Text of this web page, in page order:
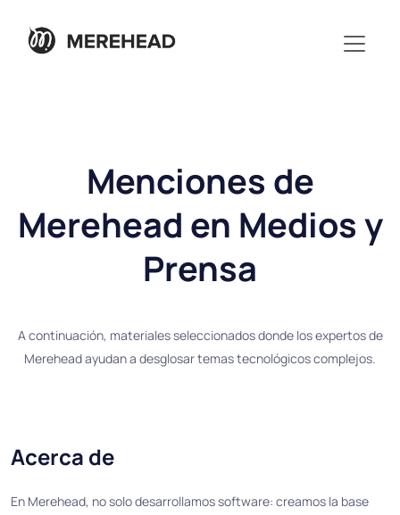
Menciones de
Merehead en Medios y
Prensa
A continuación, materiales seleccionados donde los expertos de
Merehead ayudan a desglosar temas tecnológicos complejos.
Acerca de
En Merehead, no solo desarrollamos software: creamos la base